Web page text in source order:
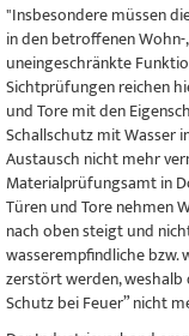
"Insbesondere müssen
in den betroffenen
uneingeschränkte
Sichtprüfungen reichen
und Tore mit den
Schallschutz mit Wasser
Austausch nicht mehr
Materialprüfungsamt in
Türen und Tore nehmen
nach oben steigt und
wasserempfindliche
zerstört werden, weshalb
Schutz bei Feuer” nicht